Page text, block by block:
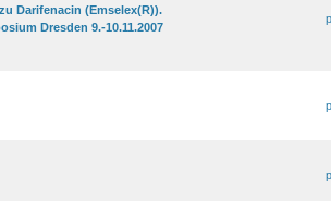
Darifenacin (Emselex(R)).
Dresden 9.-10.11.2007